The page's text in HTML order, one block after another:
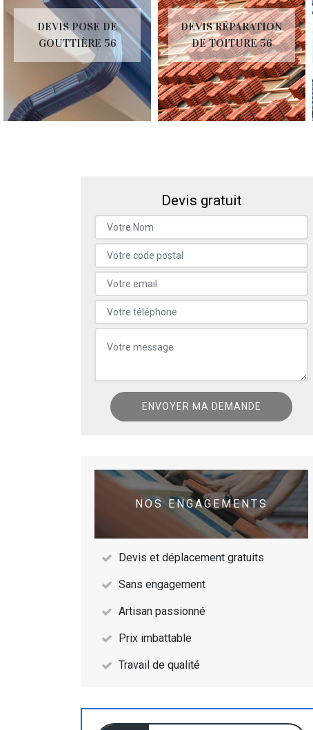
DEVIS POSE DE
GOUTTIÈRE 56
DEVIS RÉPARATION
DE TOITURE 56
Devis gratuit
NOS ENGAGEMENTS
Devis et déplacement gratuits
Sans engagement
Artisan passionné
Prix imbattable
Travail de qualité